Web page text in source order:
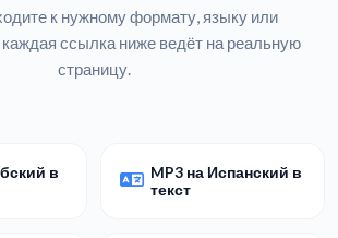
к нужному формату, языку или
ссылка ниже ведёт на реальную
страницу.
в
MP3 на Испанский в
текст